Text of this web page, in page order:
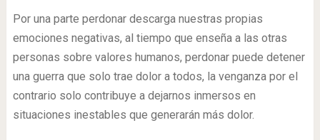
Por una parte perdonar descarga nuestras propias
emociones negativas, al tiempo que enseña a las otras
personas sobre valores humanos, perdonar puede detener
una guerra que solo trae dolor a todos, la venganza por el
contrario solo contribuye a dejarnos inmersos en
situaciones inestables que generarán más dolor.